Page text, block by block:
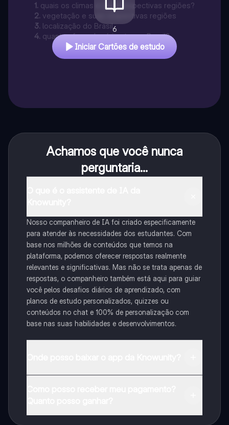
1. quais os climas e seus respectivas regiões?
2. vegetação e suas respectivas regiões
3. localização do Brasil
4. quantos fusos horários tem o Brasil?
6
Iniciar Cartões de estudo
Achamos que você nunca
perguntaria...
Nosso companheiro de IA foi criado especificamente
para atender às necessidades dos estudantes. Com
base nos milhões de conteúdos que temos na
plataforma, podemos oferecer respostas realmente
relevantes e significativas. Mas não se trata apenas de
respostas, o companheiro também está aqui para guiar
você pelos desafios diários de aprendizado, com
planos de estudo personalizados, quizzes ou
conteúdos no chat e 100% de personalização com
base nas suas habilidades e desenvolvimentos.